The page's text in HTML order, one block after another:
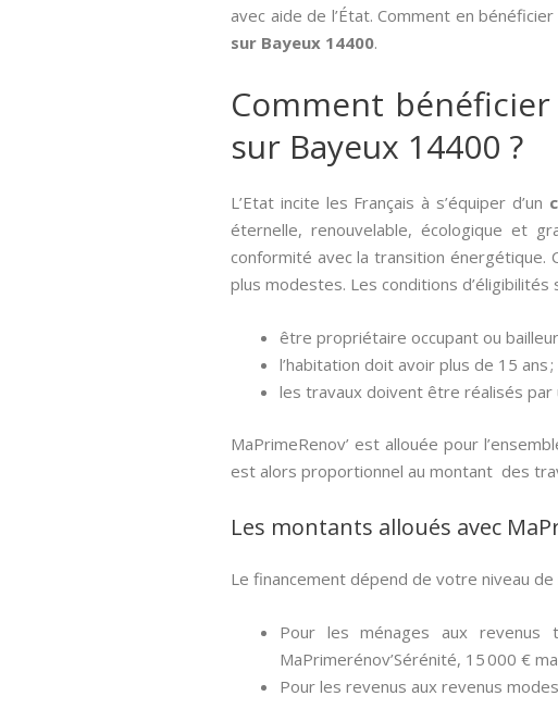
avec aide de l’État. Comment en
sur Bayeux 14400.
Comment bénéficier
sur Bayeux 14400 ?
L’Etat incite les Français à s’équiper d’un
éternelle, renouvelable, écologique et
conformité avec la transition énergétique.
plus modestes. Les conditions d’éligibilités
être propriétaire occupant ou
l’habitation doit avoir plus de 15 ans ;
les travaux doivent être réalisés par
MaPrimeRenov’ est allouée pour
est alors proportionnel au montant des
Les montants alloués avec
Le financement dépend de votre niveau de
Pour les ménages aux
MaPrimerénov’Sérénité, 15 000 €
Pour les revenus aux revenus